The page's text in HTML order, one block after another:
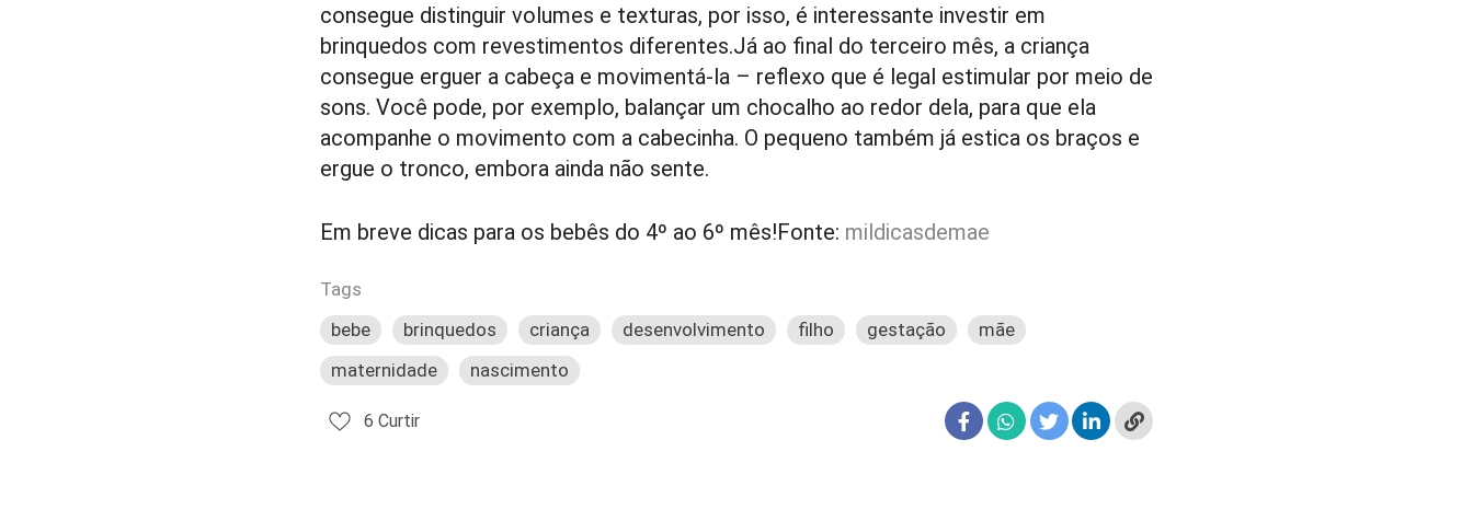
consegue distinguir volumes e texturas, por isso, é interessante investir em
brinquedos com revestimentos diferentes.Já ao final do terceiro mês, a criança
consegue erguer a cabeça e movimentá-la – reflexo que é legal estimular por meio de
sons. Você pode, por exemplo, balançar um chocalho ao redor dela, para que ela
acompanhe o movimento com a cabecinha. O pequeno também já estica os braços e
ergue o tronco, embora ainda não sente.
Em breve dicas para os bebês do 4º ao 6º mês!Fonte: mildicasdemae
Tags
bebe
brinquedos criança desenvolvimento filho gestação
mãe
maternidade
nascimento
6 Curtir